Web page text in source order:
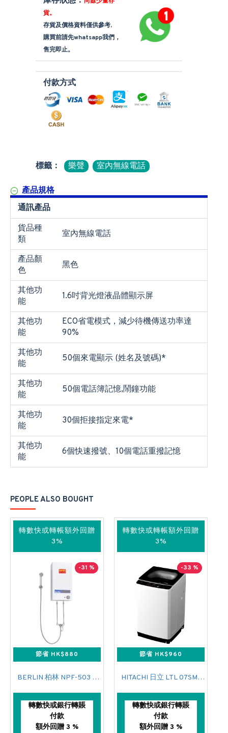
貨。
存貨及價格資料僅供參考,
購買前請先whatsapp我們，
售完即止。
付款方式
標籤： 樂聲 室內無線電話
產品規格
通訊產品
貨品種
類
室內無線電話
產品顏
色
黑色
其他功
能
1.6吋背光燈液晶體顯示屏
其他功
能
ECO省電模式，減少待機傳送功率達
90%
其他功
能
50個來電顯示 (姓名及號碼)*
其他功
能
50個電話簿記憶,鬧鐘功能
其他功
能
30個拒接指定來電*
其他功
能
6個快速撥號、10個電話重撥記憶
PEOPLE ALSO BOUGHT
轉數快或轉帳額外回贈
3%
-31 %
節省 HK$880
BERLIN 柏林 NPF-503 花灑儲水式(低壓電熱水爐)
轉數快或銀行轉賬
付款
額外回贈 3 %
轉數快或轉帳額外回贈
3%
-33 %
節省 HK$960
HITACHI 日立 LTL 07SM00 上置式日式洗衣機 (7 公斤,760 轉/分鐘)
轉數快或銀行轉賬
付款
額外回贈 3 %